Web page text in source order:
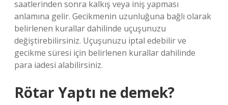
saatlerinden sonra kalkış veya iniş yapması
anlamına gelir. Gecikmenin uzunluğuna bağlı olarak
belirlenen kurallar dahilinde uçuşunuzu
değiştirebilirsiniz. Uçuşunuzu iptal edebilir ve
gecikme süresi için belirlenen kurallar dahilinde
para iadesi alabilirsiniz.
Rötar Yaptı ne demek?